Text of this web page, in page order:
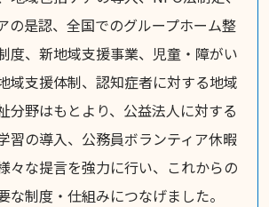
の是認、全国でのグループホーム整
度、新地域支援事業、児童・障がい
域支援体制、認知症者に対する地域
分野はもとより、公益法人に対する
習の導入、公務員ボランティア休暇
々な提言を強力に行い、これからの
な制度・仕組みにつなげました。